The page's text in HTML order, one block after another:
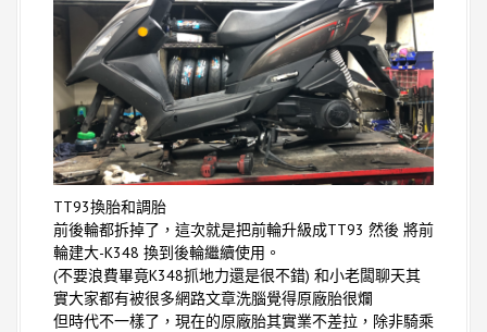
TT93換胎和調胎
前後輪都拆掉了，這次就是把前輪升級成TT93 然後 將前
輪建大-K348 換到後輪繼續使用。
(不要浪費畢竟K348抓地力還是很不錯) 和小老闆聊天其
實大家都有被很多網路文章洗腦覺得原廠胎很爛
但時代不一樣了，現在的原廠胎其實業不差拉，除非騎乘